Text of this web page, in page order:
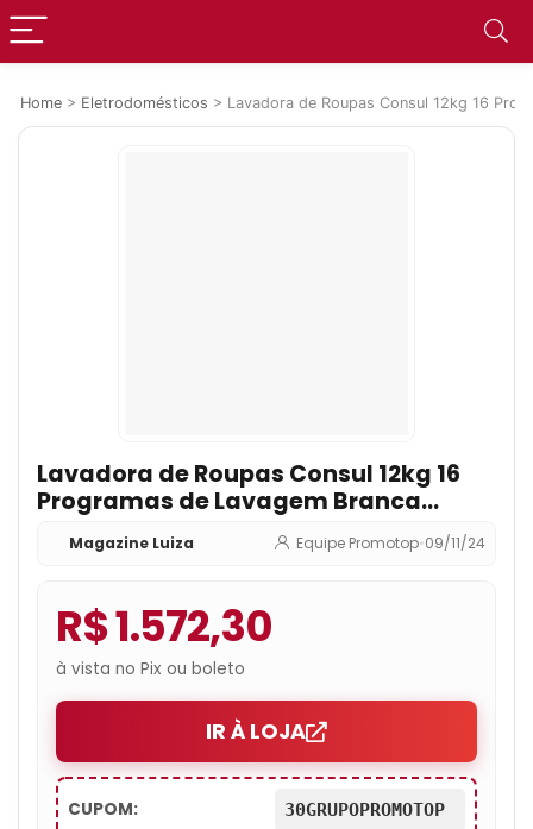
Home > Eletrodomésticos > Lavadora de Roupas Consul 12kg 16
Lavadora de Roupas Consul 12kg 16
Programas de Lavagem Branca
Magazine Luiza Equipe Promotop•09/11/24
R$ 1.572,30
à vista no Pix ou boleto
IR À LOJA
CUPOM: 30GRUPOPROMOTOP